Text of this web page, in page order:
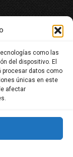
como las
del dispositivo. El
datos como
únicas en este
afectar
datos